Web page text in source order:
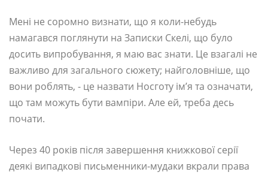
Мені не соромно визнати, що я коли-небудь
намагався поглянути на Записки Скелі, що було
досить випробування, я маю вас знати. Це взагалі не
важливо для загального сюжету; найголовніше, що
вони роблять, - це назвати Носготу ім’я та означати,
що там можуть бути вампіри. Але ей, треба десь
почати.
Через 40 років після завершення книжкової серії
деякі випадкові письменники-мудаки вкрали права